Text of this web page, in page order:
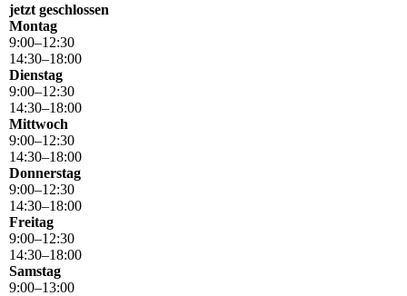
jetzt geschlossen
Montag
9:00–12:30
14:30–18:00
Dienstag
9:00–12:30
14:30–18:00
Mittwoch
9:00–12:30
14:30–18:00
Donnerstag
9:00–12:30
14:30–18:00
Freitag
9:00–12:30
14:30–18:00
Samstag
9:00–13:00